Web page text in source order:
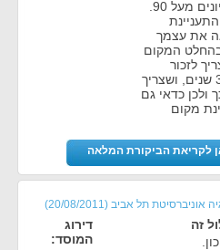
את עצמך
המקום
לזכור
שהלימודים הם רק 3 שנים, ושצריך
ולכן כדאי גם
מקום
לקריאת הביקורת המלאה
אוניברסיטת תל אביב (20/08/2011)
זה
דירוג
המוסד: